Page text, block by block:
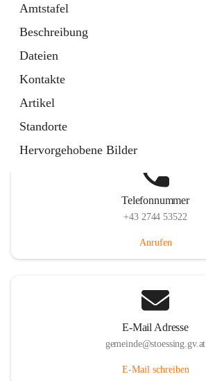
Amtstafel
Beschreibung
Dateien
Kontakte
Artikel
Standorte
Hervorgehobene Bilder
Telefonnummer
+43 2744 53522
Anrufen
E-Mail Adresse
gemeinde@stoessing.gv.at
E-Mail schreiben